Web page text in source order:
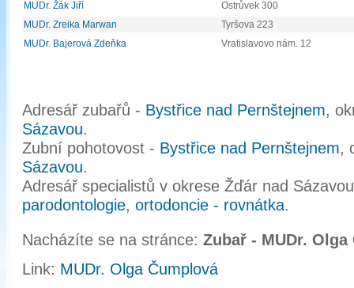
MUDr. Žák Jiří
Ostrůvek 300
MUDr. Zreika Marwan
Tyršova 223
MUDr. Bajerová Zdeňka
Vratislavovo nám. 12
Adresář zubařů - Bystřice nad Pernštejnem,
Sázavou.
Zubní pohotovost - Bystřice nad Pernštejnem,
Sázavou.
Adresář specialistů v okrese Žďár nad
parodontologie, ortodoncie - rovnátka.
Nacházíte se na stránce: Zubař - MUDr.
Link: MUDr. Olga Čumplová